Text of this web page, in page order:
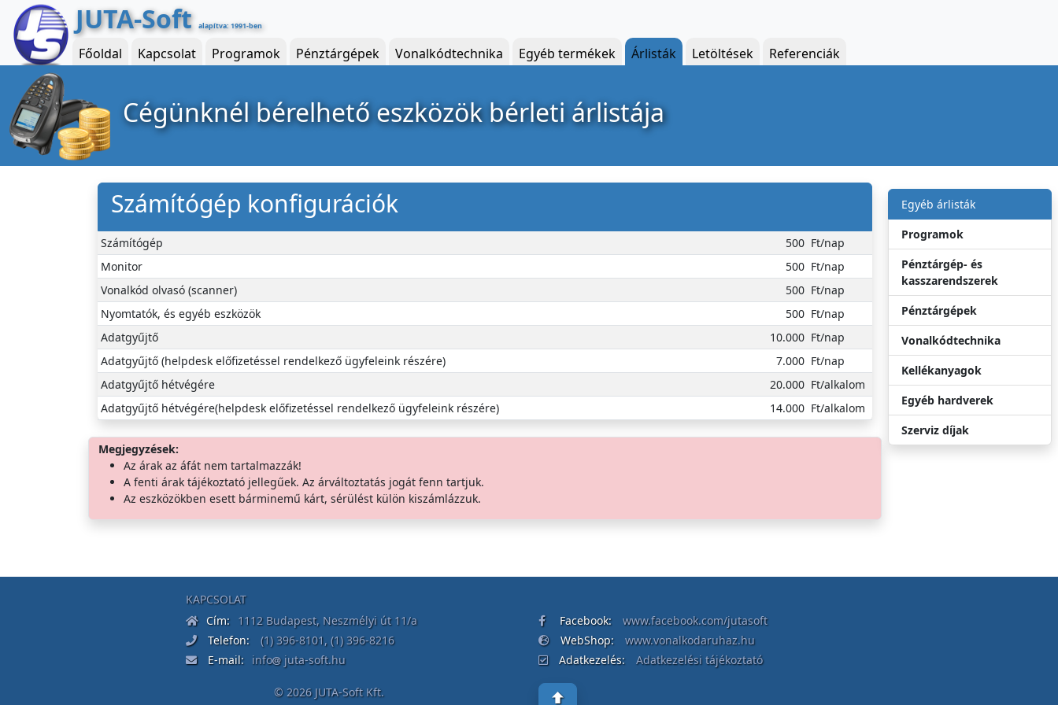
JUTA-Soft alapítva: 1991-ben
Főoldal Kapcsolat Programok Pénztárgépek Vonalkódtechnika Egyéb termékek Árlisták Letöltések Referenciák
Cégünknél bérelhető eszközök bérleti árlistája
Egyéb árlisták
Programok
Pénztárgép- és
kasszarendszerek
Pénztárgépek
Vonalkódtechnika
Kellékanyagok
Egyéb hardverek
Szerviz díjak
Számítógép konfigurációk
Számítógép 500 Ft/nap
Monitor
500 Ft/nap
Vonalkód olvasó (scanner)
500 Ft/nap
Nyomtatók, és egyéb eszközök
500 Ft/nap
Adatgyűjtő
10.000 Ft/nap
Adatgyűjtő (helpdesk előfizetéssel rendelkező ügyfeleink részére)
7.000 Ft/nap
Adatgyűjtő hétvégére
20.000 Ft/alkalom
Adatgyűjtő hétvégére(helpdesk előfizetéssel rendelkező ügyfeleink részére)
14.000 Ft/alkalom
Megjegyzések:
Az árak az áfát nem tartalmazzák!
A fenti árak tájékoztató jellegűek. Az árváltoztatás jogát fenn tartjuk.
Az eszközökben esett bárminemű kárt, sérülést külön kiszámlázzuk.
KAPCSOLAT
Cím: 1112 Budapest, Neszmélyi út 11/a
Telefon:
(1) 396-8101, (1) 396-8216
E-mail: info juta-soft.hu
Facebook:
www.facebook.com/jutasoft
WebShop:
www.vonalkodaruhaz.hu
Adatkezelés:
Adatkezelési tájékoztató
© 2026 JUTA-Soft Kft.